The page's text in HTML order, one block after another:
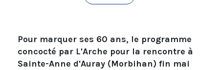
Pour marquer ses 60 ans, le programme
concocté par L'Arche pour la rencontre à
Sainte-Anne d'Auray (Morbihan) fin mai